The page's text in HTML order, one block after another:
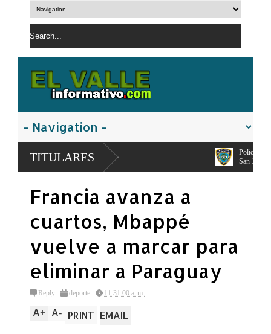
TITULARES
Policía Nacional apresa segundo
Carolina Mejía
Francia avanza a
cuartos, Mbappé
vuelve a marcar para
eliminar a Paraguay
Reply deporte 11:31:00 a. m.
A+ A- PRINT EMAIL